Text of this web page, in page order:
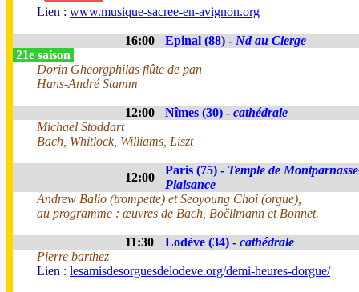
Lien : www.musique-sacree-en-avignon.org
16:00 Epinal (88) - Nd au Cierge
21e saison
Dorin Gheorgphilas flûte de pan
Hans-André Stamm
12:00 Nîmes (30) - cathédrale
Michael Stoddart
Bach, Whitlock, Williams, Liszt
12:00
Paris (75) - Temple de
Plaisance
Andrew Balio (trompette) et Seoyoung Choi (orgue),
au programme : œuvres de Bach, Boëllmann et Bonnet.
11:30 Lodève (34) - cathédrale
Pierre barthez
Lien : lesamisdesorguesdelodeve.org/demi-heures-dorgue/